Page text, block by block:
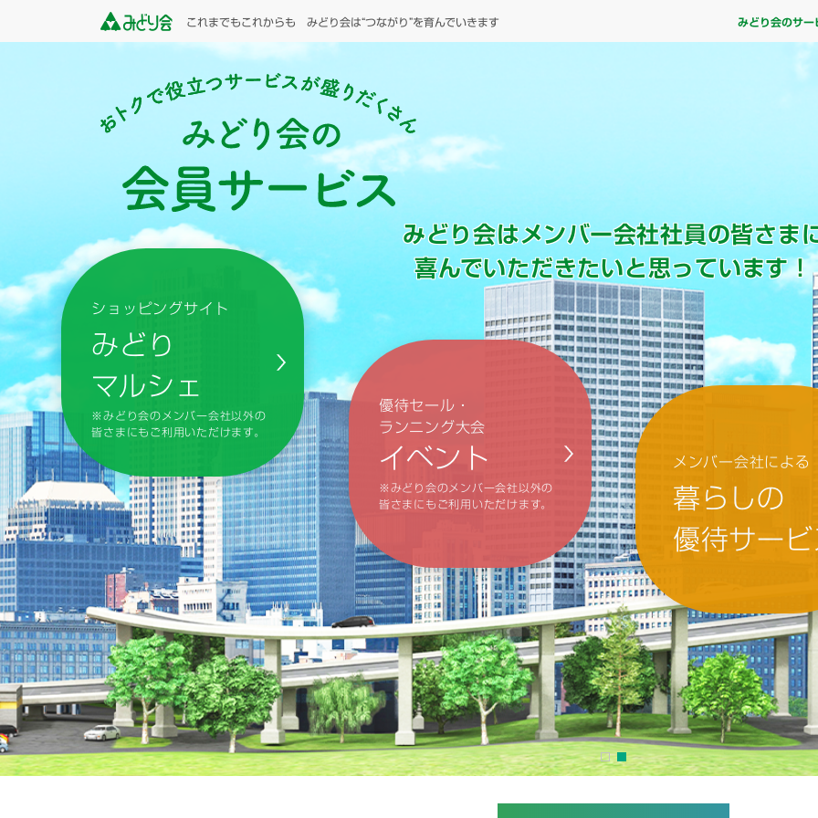
これまでもこれからも みどり会は“つながり”を育んでいきます みどり会のサー
みどり会はメンバー会社社員の皆さま
喜んでいただきたいと思っています！
ショッピングサイト
みどり
マルシェ
※みどり会のメンバー会社以外の
皆さまにもご利用いただけます。
優待セール・
ランニング大会
イベント
※みどり会のメンバー会社以外の
皆さまにもご利用いただけます。
メンバー会社による
暮らしの
優待サー